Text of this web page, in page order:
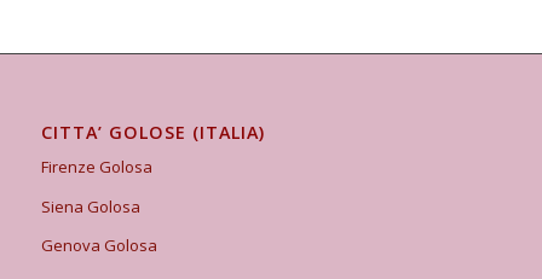
CITTA’ GOLOSE (ITALIA)
Firenze Golosa
Siena Golosa
Genova Golosa